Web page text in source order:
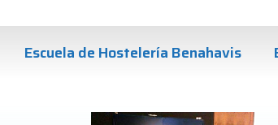
Escuela de Hostelería Benahavis